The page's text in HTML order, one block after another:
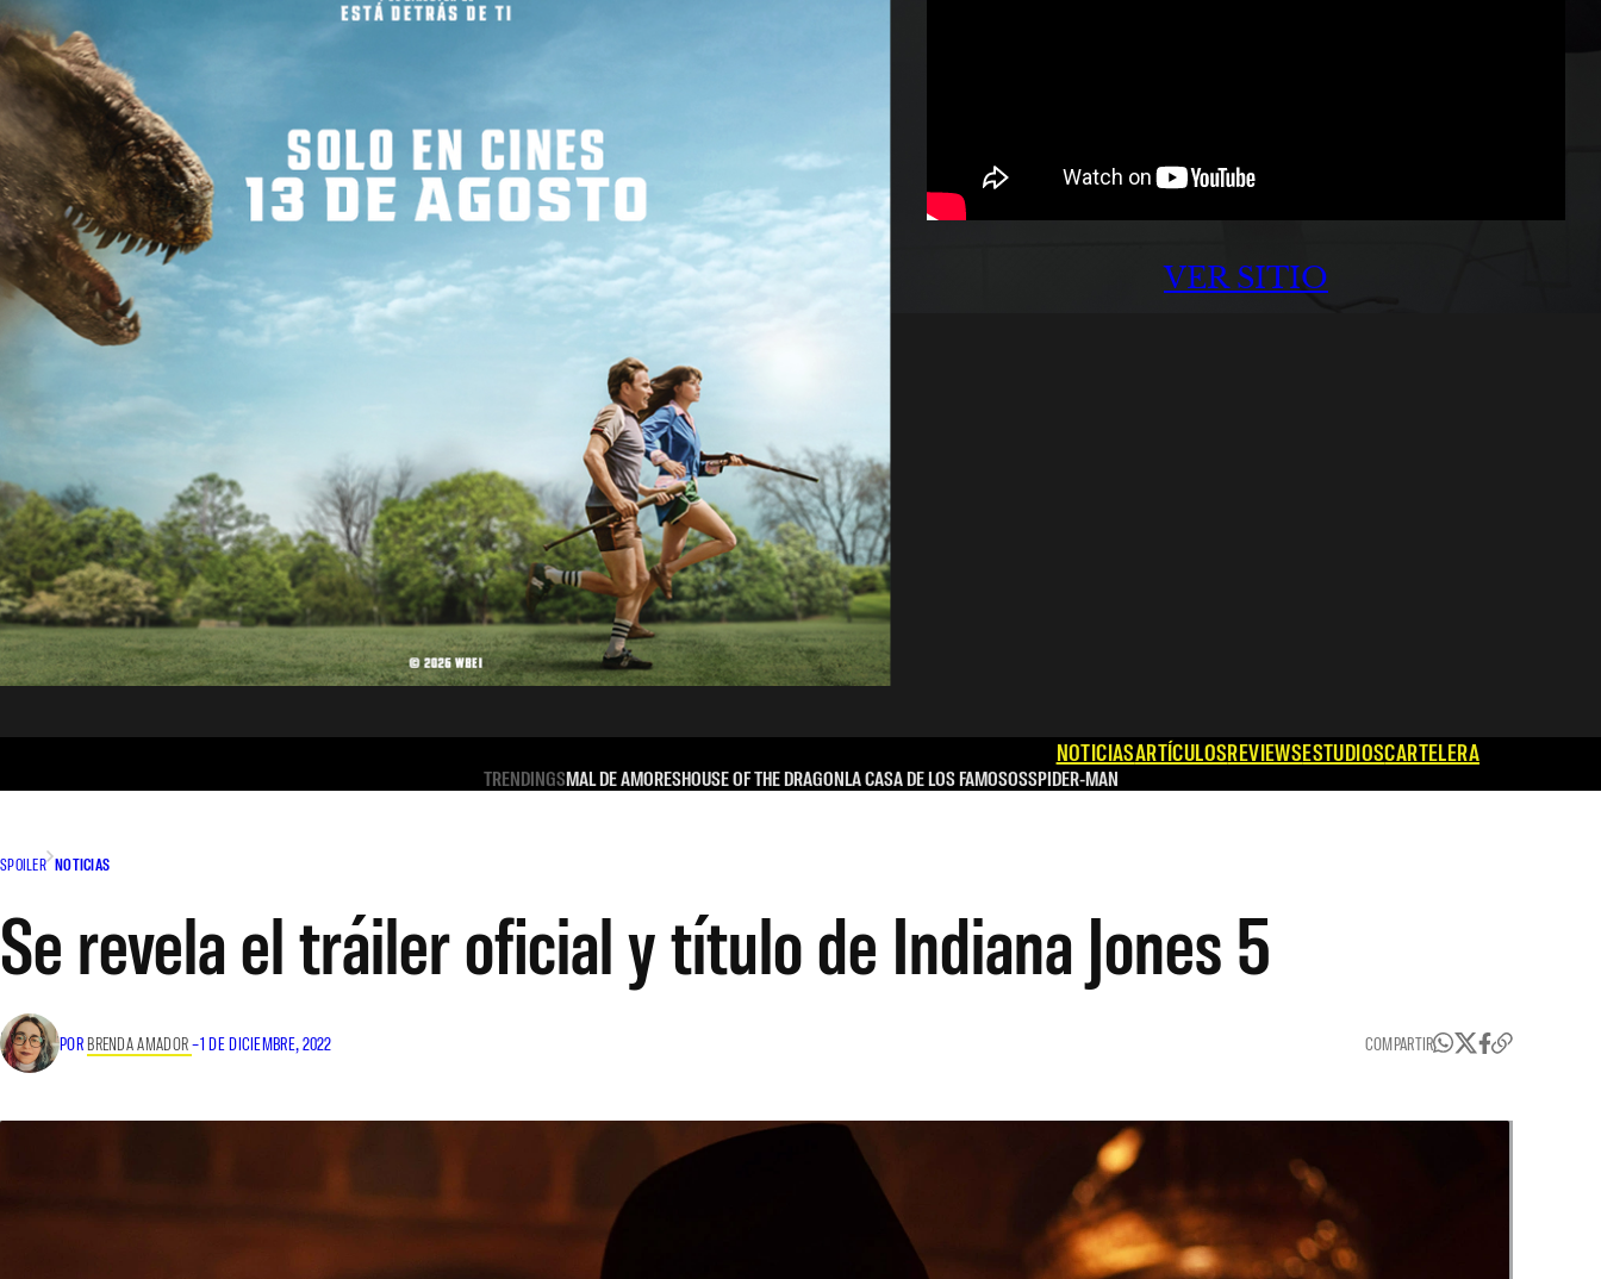
VER SITIO
NOTICIASARTÍCULOSREVIEWSESTUDIOSCARTELERA
TRENDINGSMAL DE AMORESHOUSE OF THE DRAGONLA CASA DE LOS FAMOSOSSPIDER-MAN
SPOILER NOTICIAS
Se revela el tráiler oficial y título de Indiana Jones 5
POR BRENDA AMADOR–1 DE DICIEMBRE, 2022 COMPARTIR